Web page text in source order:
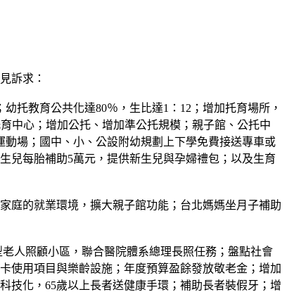
訴求：
托教育公共化達80％，生比達1：12；增加托育場所，
中心；增加公托、增加準公托規模；親子館、公托中
場；國中、小、公設附幼規劃上下學免費接送專車或
兒每胎補助5萬元，提供新生兒與孕婦禮包；以及生育
庭的就業環境，擴大親子館功能；台北媽媽坐月子補助
人照顧小區，聯合醫院體系總理長照任務；盤點社會
使用項目與樂齡設施；年度預算盈餘發放敬老金；增加
技化，65歲以上長者送健康手環；補助長者裝假牙；增